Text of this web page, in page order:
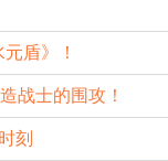
盾》！
战士的围攻！
刻